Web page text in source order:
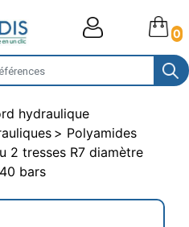
0
hydraulique
Polyamides
2 tresses R7 diamètre
bars